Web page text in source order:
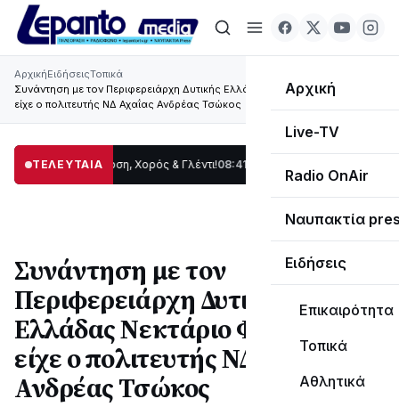
Αρχική
Live-TV
Radio OnAir
Ναυπακτία
Ειδήσεις
Επικαιρότητα
Τοπικά
Αθλητικά
ΑρχικήΕιδήσειςΤοπικά
Συνάντηση με τον Περιφερειάρχη Δυτικής Ελλάδας Νεκτάριο Φαρμάκη
είχε ο πολιτευτής ΝΔ Αχαΐας Ανδρέας Τσώκος
ΤΕΛΕΥΤΑΙΑ
Παράδοση, Χορός & Γλέντι!08:41 ΤΟ ΠΑΡΤΥ ΣΥΝΕΧΙΖΕΤΑΙ…
Συνάντηση με τον
Περιφερειάρχη Δυτικής
Ελλάδας Νεκτάριο Φαρμάκη
είχε ο πολιτευτής ΝΔ Αχαΐας
Ανδρέας Τσώκος